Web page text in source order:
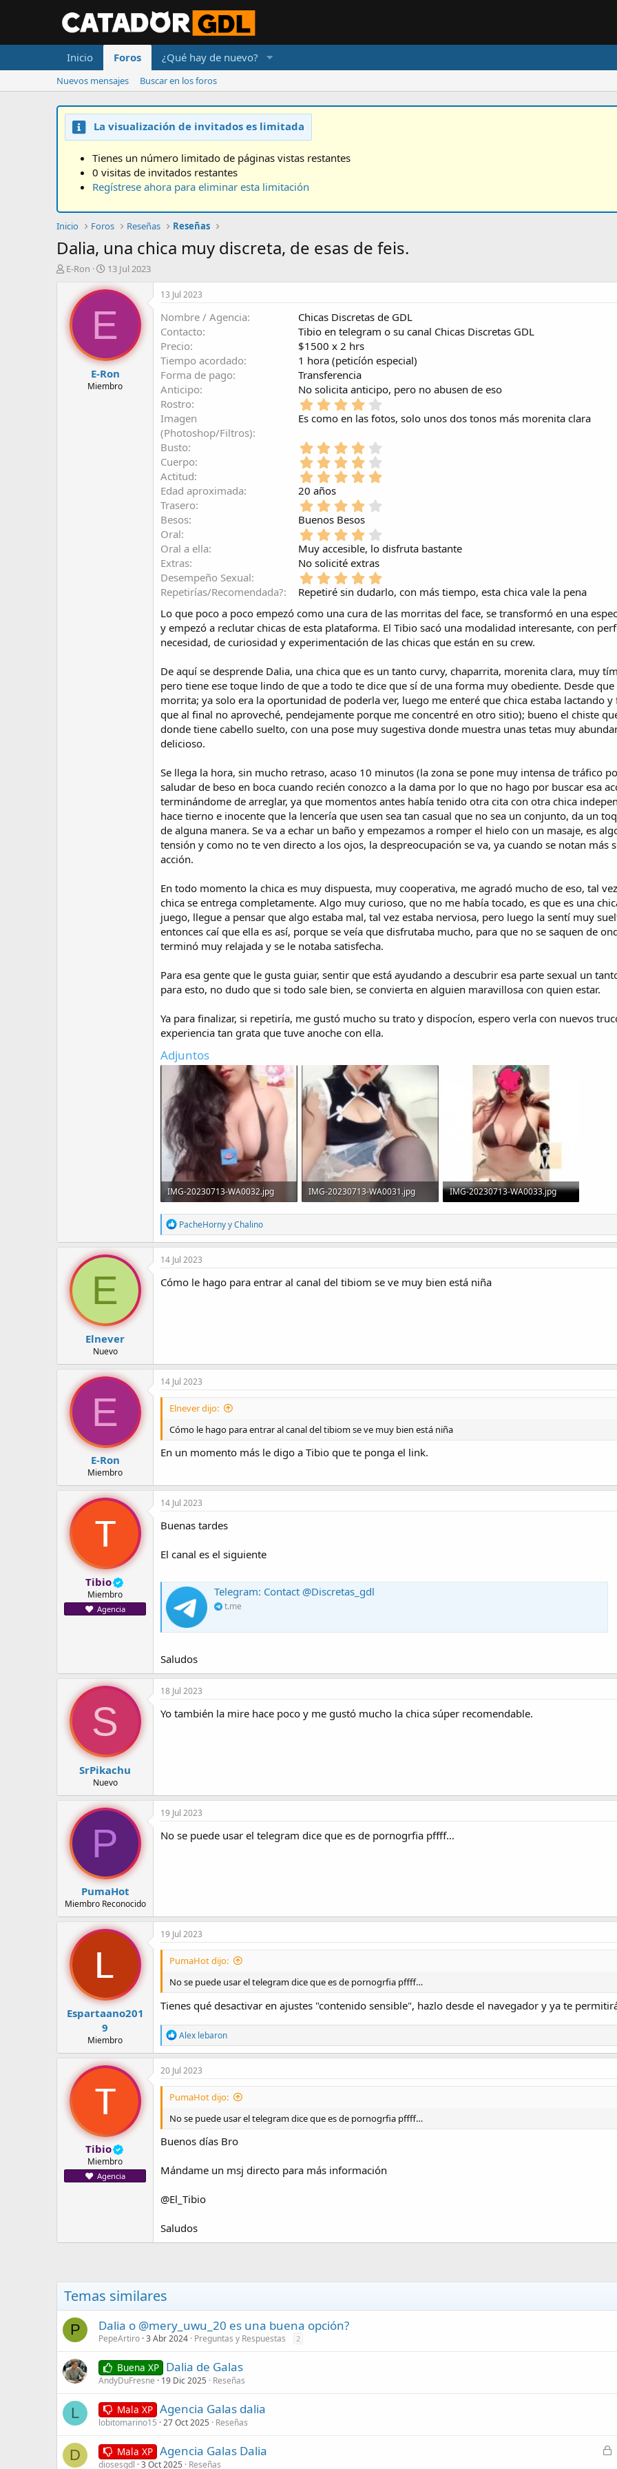
Inicio Foros ¿Qué hay de nuevo?
Nuevos mensajes Buscar en los foros
La visualización de invitados es limitada
Tienes un número limitado de páginas vistas restantes
0 visitas de invitados restantes
Regístrese ahora para eliminar esta limitación
Inicio Foros Reseñas Reseñas
Dalia, una chica muy discreta, de esas de feis.
A
o
d
e
E-Ron
F
c
a
d
e
n
i
c
13 Jul 2023
E
E-Ron
Miembro
13 Jul 2023
Nombre / Agencia
Chicas Discretas de GDL
Contacto
Tibio en telegram o su canal Chicas Discretas GDL
Precio
$1500 x 2 hrs
Tiempo acordado
1 hora (peticíón especial)
Forma de pago
Transferencia
Anticipo
No solicita anticipo, pero no abusen de eso
Rostro
,
(
Imagen
(Photoshop/Filtros)
Es como en las fotos, solo unos dos tonos más morenita clara
Busto
e
(
s
)
Cuerpo
r
l
a
(
s
)
Actitud
t
l
l
a
(
s
)
Edad aproximada
20 años
Trasero
0
e
r
l
l
a
s
)
Besos
Buenos Besos
Oral
,
s
t
r
e
l
a
(
s
)
Oral a ella
Muy accesible, lo disfruta bastante
Extras
No solicité extras
Desempeño Sexual
,
0
e
s
t
e
l
l
a
(
s
Repetirías/Recomendada?
Repetiré sin dudarlo, con más tiempo, esta chica vale la pena
Lo que poco a poco empezó como una cura de las morritas del face, se transformó en una
y empezó a reclutar chicas de esta plataforma. El Tibio sacó una modalidad interesante, con
necesidad, de curiosidad y experimentación de las chicas que están en su crew.
De aquí se desprende Dalia, una chica que es un tanto curvy, chaparrita, morenita clara, muy
pero tiene ese toque lindo de que a todo te dice que sí de una forma muy obediente. Desde
morrita; ya solo era la oportunidad de poderla ver, luego me enteré que chica estaba lactando y
que al final no aproveché, pendejamente porque me concentré en otro sitio); bueno el chiste
donde tiene cabello suelto, con una pose muy sugestiva donde muestra unas tetas muy
delicioso.
Se llega la hora, sin mucho retraso, acaso 10 minutos (la zona se pone muy intensa de tráfico
saludar de beso en boca cuando recién conozco a la dama por lo que no hago por buscar esa
terminándome de arreglar, ya que momentos antes había tenido otra cita con otra chica
hace tierno e inocente que la lencería que usen sea tan casual que no sea un conjunto, da un
de alguna manera. Se va a echar un baño y empezamos a romper el hielo con un masaje, es
tensión y como no te ven directo a los ojos, la despreocupación se va, ya cuando se notan
acción.
En todo momento la chica es muy dispuesta, muy cooperativa, me agradó mucho de eso, tal
chica se entrega completamente. Algo muy curioso, que no me había tocado, es que es una
juego, llegue a pensar que algo estaba mal, tal vez estaba nerviosa, pero luego la sentí muy
entonces caí que ella es así, porque se veía que disfrutaba mucho, para que no se saquen de
terminó muy relajada y se le notaba satisfecha.
Para esa gente que le gusta guiar, sentir que está ayudando a descubrir esa parte sexual un
para esto, no dudo que si todo sale bien, se convierta en alguien maravillosa con quien estar.
Ya para finalizar, si repetiría, me gustó mucho su trato y dispocíon, espero verla con nuevos
experiencia tan grata que tuve anoche con ella.
Adjuntos
IMG-20230713-WA0032.jpg
73,4 KB · Visitas: 995
IMG-20230713-WA0031.jpg
58,4 KB · Visitas: 987
IMG-20230713-WA0033.jpg
45,9 KB · Visitas: 987
R
e
a
c
i
o
PacheHornyyChalino
E
Elnever
Nuevo
14 Jul 2023
Cómo le hago para entrar al canal del tibiom se ve muy bien está niña
E
E-Ron
Miembro
14 Jul 2023
Elnever dijo:
Cómo le hago para entrar al canal del tibiom se ve muy bien está niña
En un momento más le digo a Tibio que te ponga el link.
Tibio
Miembro
Agencia
14 Jul 2023
Buenas tardes
El canal es el siguiente
Telegram: Contact @Discretas_gdl
t.me
Saludos
S
SrPikachu
Nuevo
18 Jul 2023
Yo también la mire hace poco y me gustó mucho la chica súper recomendable.
P
PumaHot
Miembro Reconocido
19 Jul 2023
No se puede usar el telegram dice que es de pornogrfia pffff…
Espartaano201
9
Miembro
19 Jul 2023
PumaHot dijo:
No se puede usar el telegram dice que es de pornogrfia pffff…
Tienes qué desactivar en ajustes "contenido sensible", hazlo desde el navegador y ya te
R
e
a
c
o
e
:
Alex lebaron
Tibio
Miembro
Agencia
20 Jul 2023
PumaHot dijo:
No se puede usar el telegram dice que es de pornogrfia pffff…
Buenos días Bro
Mándame un msj directo para más información
@El_Tibio
Saludos
Temas similares
P Dalia o @mery_uwu_20 es una buena opción?
PepeArtiro 3 Abr 2024 Preguntas y Respuestas 2
Buena XP Dalia de Galas
AndyDuFresne 19 Dic 2025 Reseñas
L Mala XP Agencia Galas dalia
lobitomarino15 27 Oct 2025 Reseñas
D
C
Mala XP Agencia Galas Dalia
diosesgdl 3 Oct 2025 Reseñas